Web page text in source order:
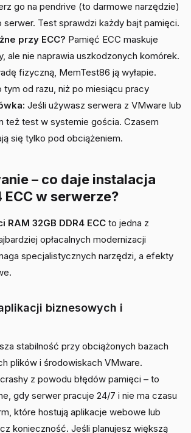
go na pendrive (to darmowe narzędzie)
serwer. Test sprawdzi każdy bajt pamięci.
przy ECC? Pamięć ECC maskuje
ale nie naprawia uszkodzonych komórek.
fizyczną, MemTest86 ją wyłapie.
od razu, niż po miesiącu pracy
Jeśli używasz serwera z VMware lub
też test w systemie gościa. Czasem
się tylko pod obciążeniem.
– co daje instalacja
ECC w serwerze?
RAM 32GB DDR4 ECC to jedna z
opłacalnych modernizacji
specjalistycznych narzędzi, a efekty
biznesowych i
stabilność przy obciążonych bazach
plików i środowiskach VMware.
z powodu błędów pamięci – to
gdy serwer pracuje 24/7 i nie ma czasu
które hostują aplikacje webowe lub
konieczność. Jeśli planujesz większą